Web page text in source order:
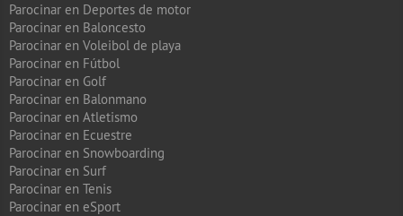
Parocinar en Deportes de motor
Parocinar en Baloncesto
Parocinar en Voleibol de playa
Parocinar en Fútbol
Parocinar en Golf
Parocinar en Balonmano
Parocinar en Atletismo
Parocinar en Ecuestre
Parocinar en Snowboarding
Parocinar en Surf
Parocinar en Tenis
Parocinar en eSport